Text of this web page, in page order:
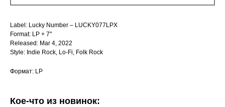
Label: Lucky Number – LUCKY077LPX
Format: LP + 7"
Released: Mar 4, 2022
Style: Indie Rock, Lo-Fi, Folk Rock
Формат: LP
Кое-что из новинок: